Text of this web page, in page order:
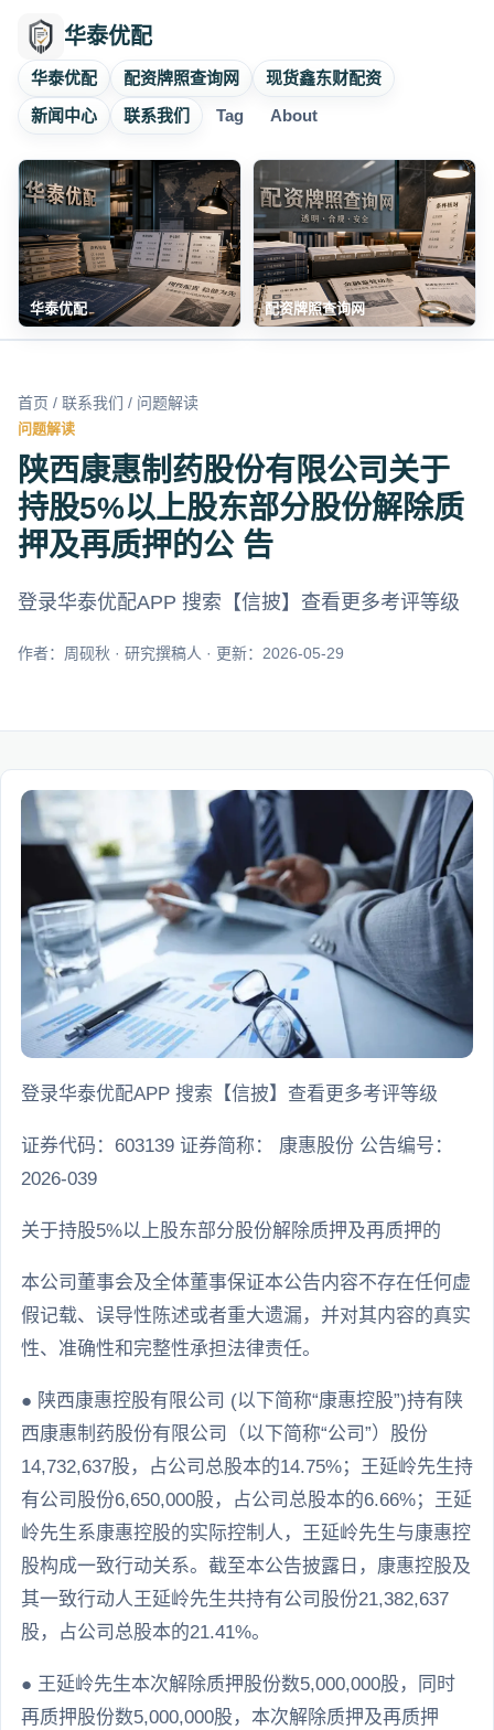
华泰优配
华泰优配 配资牌照查询网
现货鑫东财配资
新闻中心
联系我们 Tag About
华泰优配 配资牌照查询网
首页 / 联系我们 / 问题解读
问题解读
陕西康惠制药股份有限公司关于
持股5%以上股东部分股份解除质
押及再质押的公 告
登录华泰优配APP 搜索【信披】查看更多考评等级
作者：周砚秋 · 研究撰稿人 · 更新：2026-05-29
登录华泰优配APP 搜索【信披】查看更多考评等级
证券代码：603139 证券简称： 康惠股份 公告编号：
2026-039
关于持股5%以上股东部分股份解除质押及再质押的
本公司董事会及全体董事保证本公告内容不存在任何虚
假记载、误导性陈述或者重大遗漏，并对其内容的真实
性、准确性和完整性承担法律责任。
● 陕西康惠控股有限公司 (以下简称“康惠控股”)持有陕
西康惠制药股份有限公司（以下简称“公司”）股份
14,732,637股，占公司总股本的14.75%；王延岭先生持
有公司股份6,650,000股，占公司总股本的6.66%；王延
岭先生系康惠控股的实际控制人，王延岭先生与康惠控
股构成一致行动关系。截至本公告披露日，康惠控股及
其一致行动人王延岭先生共持有公司股份21,382,637
股，占公司总股本的21.41%。
● 王延岭先生本次解除质押股份数5,000,000股，同时
再质押股份数5,000,000股，本次解除质押及再质押